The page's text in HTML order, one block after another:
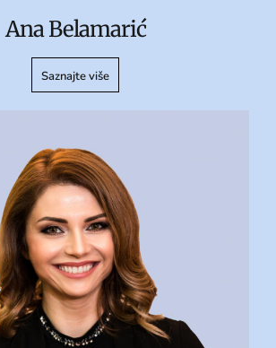
Ana Belamarić
Saznajte više